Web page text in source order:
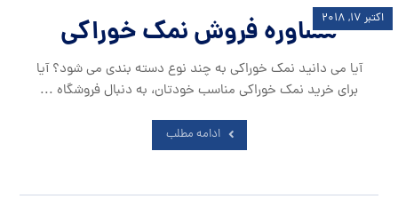
مشاوره فروش نمک خوراکی اکتبر ۱۷, ۲۰۱۸
آیا می دانید نمک خوراکی به چند نوع دسته بندی می شود؟ آیا
برای خرید نمک خوراکی مناسب خودتان، به دنبال فروشگاه ...
ادامه مطلب